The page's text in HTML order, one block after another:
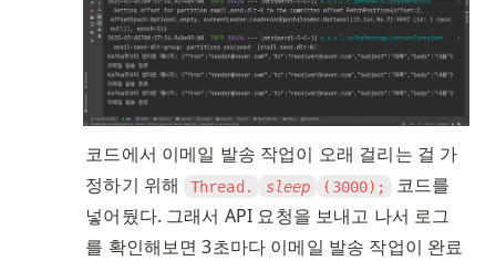
코드에서 이메일 발송 작업이 오래 걸리는 걸 가
정하기 위해
Thread. sleep (3000);
코드를
넣어뒀다. 그래서 API 요청을 보내고 나서 로그
를 확인해보면 3초마다 이메일 발송 작업이 완료